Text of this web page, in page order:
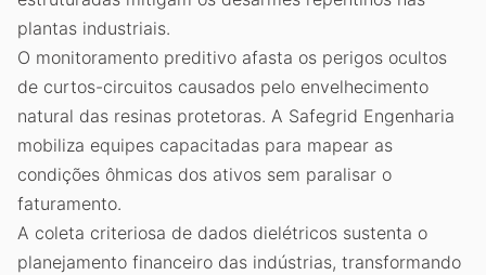
plantas industriais.
O monitoramento preditivo afasta os perigos ocultos
de curtos-circuitos causados pelo envelhecimento
natural das resinas protetoras. A Safegrid Engenharia
mobiliza equipes capacitadas para mapear as
condições ôhmicas dos ativos sem paralisar o
faturamento.
A coleta criteriosa de dados dielétricos sustenta o
planejamento financeiro das indústrias, transformando